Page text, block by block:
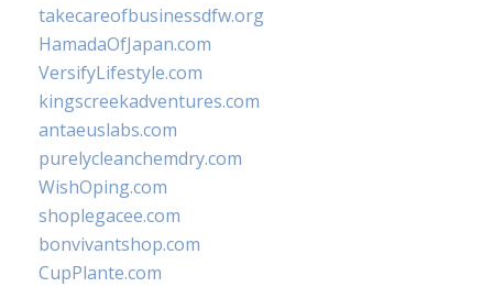
takecareofbusinessdfw.org
HamadaOfJapan.com
VersifyLifestyle.com
kingscreekadventures.com
antaeuslabs.com
purelycleanchemdry.com
WishOping.com
shoplegacee.com
bonvivantshop.com
CupPlante.com